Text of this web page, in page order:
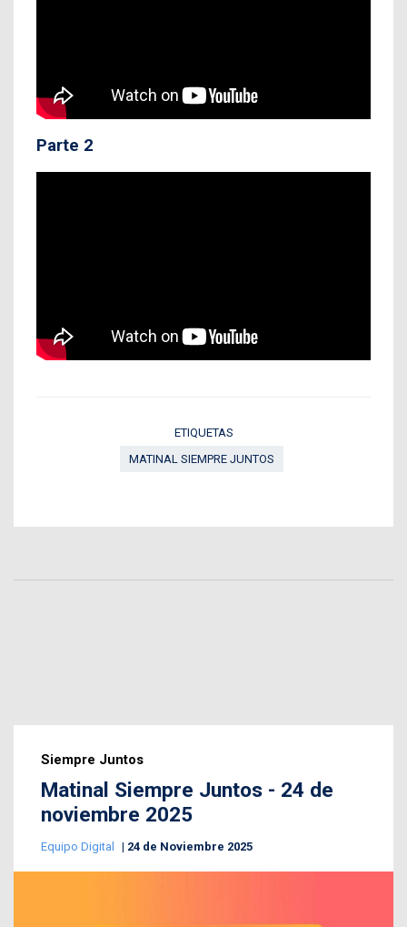
Parte 2
ETIQUETAS
MATINAL SIEMPRE JUNTOS
Siempre Juntos
Matinal Siempre Juntos - 24 de
noviembre 2025
Equipo Digital 24 de Noviembre 2025